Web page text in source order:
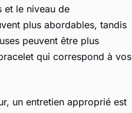
et le niveau de
plus abordables, tandis
peuvent être plus
qui correspond à vos
un entretien approprié est